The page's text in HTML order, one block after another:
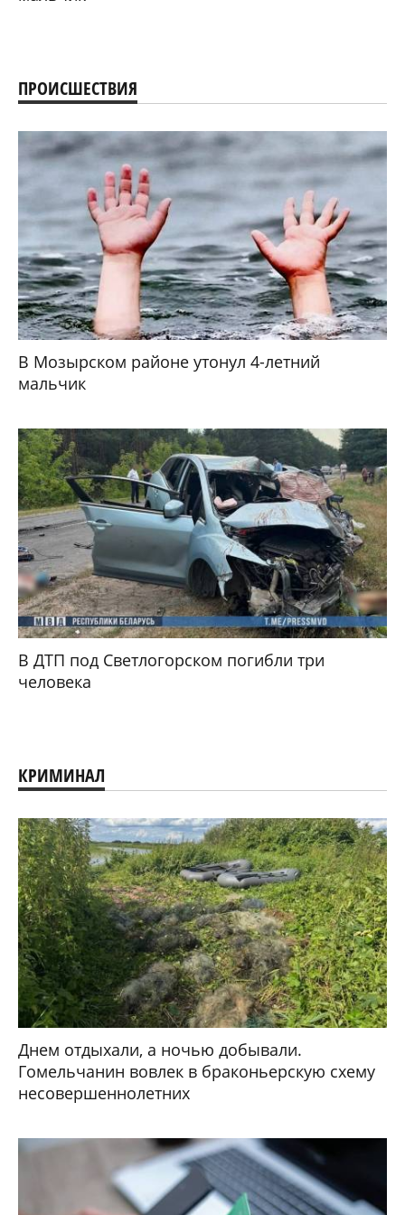
ПРОИСШЕСТВИЯ
В Мозырском районе утонул 4-летний
мальчик
В ДТП под Светлогорском погибли три
человека
КРИМИНАЛ
Днем отдыхали, а ночью добывали.
Гомельчанин вовлек в браконьерскую схему
несовершеннолетних